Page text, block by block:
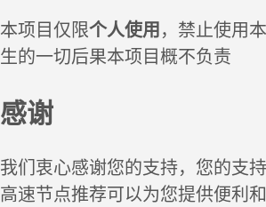
本项目仅限个人使用，禁止使用
生的一切后果本项目概不负责
感谢
我们衷心感谢您的支持，您的支
高速节点推荐可以为您提供便利